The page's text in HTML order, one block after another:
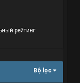
рейтинг
Bộ lọc